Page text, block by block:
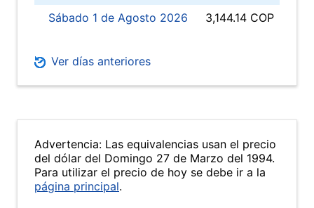
Sábado 1 de Agosto 2026 3,144.14 COP
Ver días anteriores
Advertencia: Las equivalencias usan el precio
del dólar del Domingo 27 de Marzo del 1994.
Para utilizar el precio de hoy se debe ir a la
página principal.